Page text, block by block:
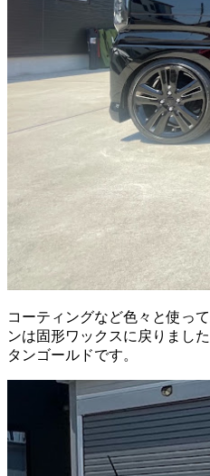
コーティングなど色々と使っ
ンは固形ワックスに戻りまし
タンゴールドです。